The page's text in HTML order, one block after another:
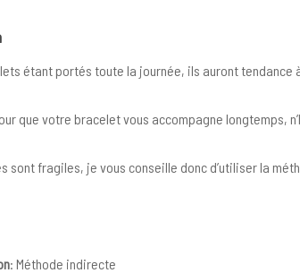
étant portés toute la journée, ils auront tendance
que votre bracelet vous accompagne longtemps,
sont fragiles, je vous conseille donc d’utiliser la
: Méthode indirecte